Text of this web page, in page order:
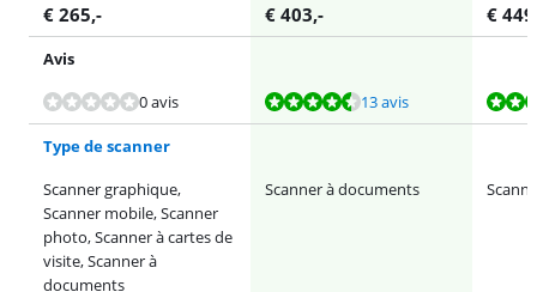
€ 265,- € 403,- € 449
Avis
0 avis
La note est de 9,4 sur 10, basée sur 13 avis. 13 avis
La note est de 9,2 sur 10, basée sur 5 avis.
La note est de 9,2 sur 10, basée sur 4 avis.
La note est de 9,4 sur 10, basée sur 13 avis.
Type de scanner
Scanner graphique,
Scanner mobile, Scanner
photo, Scanner à cartes de
visite, Scanner à
documents
Scanner à documents